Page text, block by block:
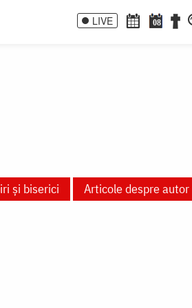
LIVE 08
și biserici Articole despre autor